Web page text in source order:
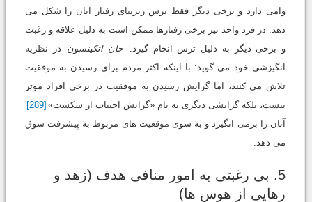
وامی دارد و برخی دیگر فقط ترس زیربنای رفتار آنان را شکل می
دهد. در فرد واحد نیز برخی رفتارها ممکن است به دلیل علاقه و رغبت
و برخی دیگر به دلیل ترس انجام گیرد.
جان اتکینسون
در نظریة
انگیزشی خود می گوید: با اینکه اکثر مردم برای رسیدن به موفقیت
تلاش می کنند، اما گرایش رسیدن به موفقیت در برخی افراد موثر
نیست، بلکه گرایشی دیگری به نام «گرایش اجتناب از شکست» [289]
آنان را برمی انگیزد و به سوی موقعیت های مربوط به پیشرفت سوق
می دهد.
5. بی رغبتی به امور منافی هدف (زهد و
رهایی از هوس ها)